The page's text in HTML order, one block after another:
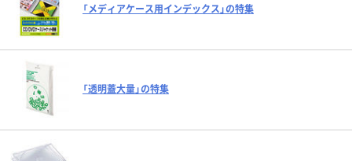
「メディアケース用インデックス」の特集
「透明蓋大量」の特集